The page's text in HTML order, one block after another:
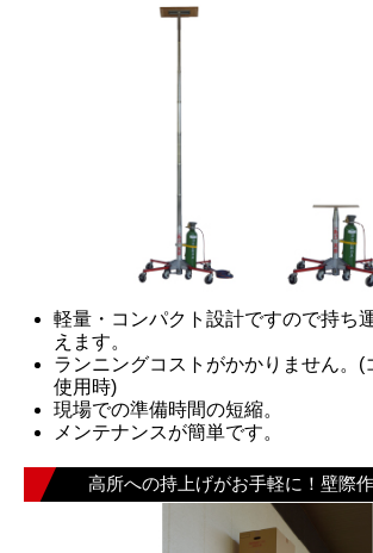
軽量・コンパクト設計ですので持ち
えます。
ランニングコストがかかりません。(
使用時)
現場での準備時間の短縮。
メンテナンスが簡単です。
高所への持上げがお手軽に！壁際